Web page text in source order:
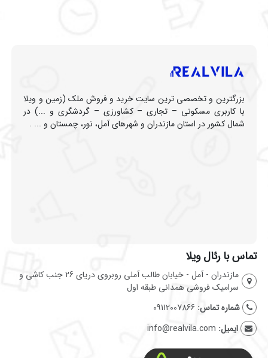
بزرگترین و تخصصی ترین سایت خرید و فروش ملک (زمین و ویلا
با کاربری مسکونی – تجاری – کشاورزی – گردشگری و ...) در
شمال کشور در استان مازندران و شهرهای آمل، نور، چمستان و ... .
تماس با رئال ویلا
مازندران - آمل - خیابان طالب آملی روبروی دریای 26 جنب کاشی و
سرامیک فروشی همدانی طبقه اول
شماره تماس: 09112007866
ایمیل: info@realvila.com